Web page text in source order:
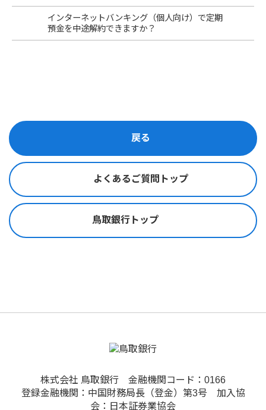
インターネットバンキング（個人向け）で定期
預金を中途解約できますか？
戻る
よくあるご質問トップ
鳥取銀行トップ
株式会社 鳥取銀行 金融機関コード：0166
登録金融機関：中国財務局長（登金）第3号 加入協
会：日本証券業協会